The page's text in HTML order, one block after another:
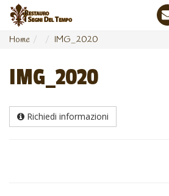
Home IMG_2020
IMG_2020
Richiedi informazioni